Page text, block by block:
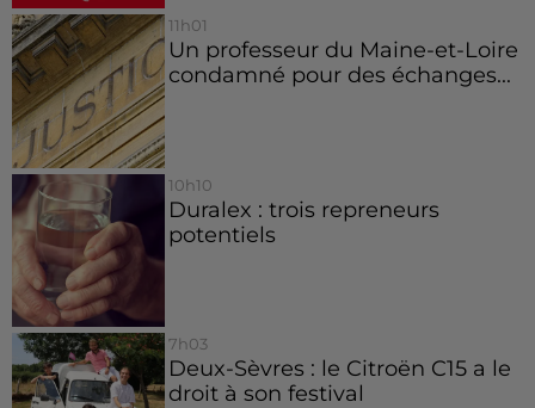
11h01
Un professeur du Maine-et-Loire
condamné pour des échanges...
10h10
Duralex : trois repreneurs
potentiels
7h03
Deux-Sèvres : le Citroën C15 a le
droit à son festival